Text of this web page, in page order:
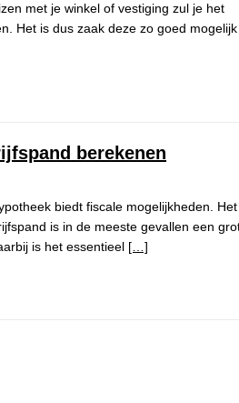
met je winkel of vestiging zul je het
Het is dus zaak deze zo goed mogelijk
berekenen
biedt fiscale mogelijkheden. Het
is in de meeste gevallen een
is het essentieel […]